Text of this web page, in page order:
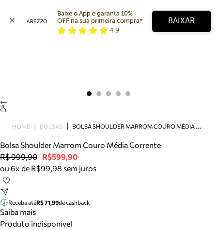
Bolsa
Tamanco
Tênis
Mule
Tire dúvidas sobre pedidos, devoluções e mais.
Meus pedidos
Baixe o App e garanta 10%
OFF na sua primeira compra*
4,9
BAIXAR
HOME BOLSAS B
OLSA SHOULDER MARROM COURO MÉDIA CORRENTE
Bolsa Shoulder Marrom Couro Média Corrente
R$ 999,90 R$599,90
ou 6x de R$99,98 sem juros
Receba atéR$ 71,99de cashback
Saiba mais
Produto indisponível